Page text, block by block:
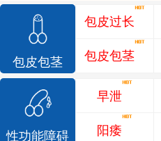
包皮包茎
包皮过长
包皮包茎
性功能障碍
早泄
阳痿